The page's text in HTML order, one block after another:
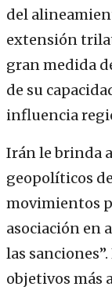
del
extensión
gran medida
de su
influencia
Irán le brinda
geopolíticos
movimientos
asociación en
las
objetivos más